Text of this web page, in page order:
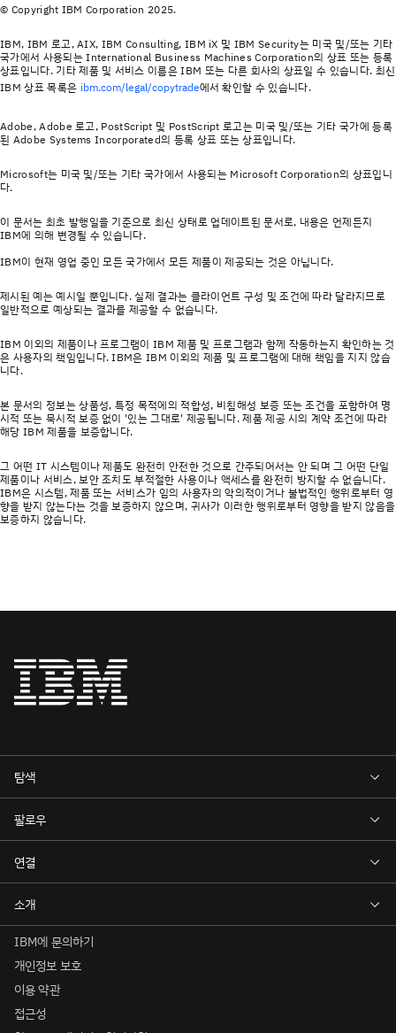
© Copyright IBM Corporation 2025.
IBM, IBM 로고, AIX, IBM Consulting, IBM iX 및 IBM Security는 미국 및/또는 기타
국가에서 사용되는 International Business Machines Corporation의 상표 또는 등록
상표입니다. 기타 제품 및 서비스 이름은 IBM 또는 다른 회사의 상표일 수 있습니다. 최신
IBM 상표 목록은 ibm.com/legal/copytrade에서 확인할 수 있습니다.
Adobe, Adobe 로고, PostScript 및 PostScript 로고는 미국 및/또는 기타 국가에 등록
된 Adobe Systems Incorporated의 등록 상표 또는 상표입니다.
Microsoft는 미국 및/또는 기타 국가에서 사용되는 Microsoft Corporation의 상표입니
다.
이 문서는 최초 발행일을 기준으로 최신 상태로 업데이트된 문서로, 내용은 언제든지
IBM에 의해 변경될 수 있습니다.
IBM이 현재 영업 중인 모든 국가에서 모든 제품이 제공되는 것은 아닙니다.
제시된 예는 예시일 뿐입니다. 실제 결과는 클라이언트 구성 및 조건에 따라 달라지므로
일반적으로 예상되는 결과를 제공할 수 없습니다.
IBM 이외의 제품이나 프로그램이 IBM 제품 및 프로그램과 함께 작동하는지 확인하는 것
은 사용자의 책임입니다. IBM은 IBM 이외의 제품 및 프로그램에 대해 책임을 지지 않습
니다.
본 문서의 정보는 상품성, 특정 목적에의 적합성, 비침해성 보증 또는 조건을 포함하여 명
시적 또는 묵시적 보증 없이 '있는 그대로' 제공됩니다. 제품 제공 시의 계약 조건에 따라
해당 IBM 제품을 보증합니다.
그 어떤 IT 시스템이나 제품도 완전히 안전한 것으로 간주되어서는 안 되며 그 어떤 단일
제품이나 서비스, 보안 조치도 부적절한 사용이나 액세스를 완전히 방지할 수 없습니다.
IBM은 시스템, 제품 또는 서비스가 임의 사용자의 악의적이거나 불법적인 행위로부터 영
향을 받지 않는다는 것을 보증하지 않으며, 귀사가 이러한 행위로부터 영향을 받지 않음을
보증하지 않습니다.
IBM에 문의하기
개인정보 보호
이용 약관
접근성